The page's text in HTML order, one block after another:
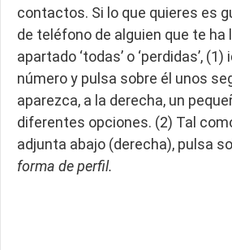
contactos. Si lo que quieres es
de teléfono de alguien que te ha
apartado ‘todas’ o ‘perdidas’, (1)
número y pulsa sobre él unos
aparezca, a la derecha, un
diferentes opciones. (2) Tal
adjunta abajo (derecha), pulsa
forma de perfil.